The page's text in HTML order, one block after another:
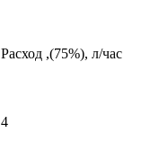
Расход ,(75%), л/час
4